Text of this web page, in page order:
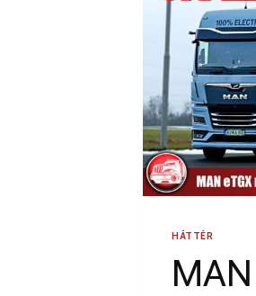
HÁTTÉR